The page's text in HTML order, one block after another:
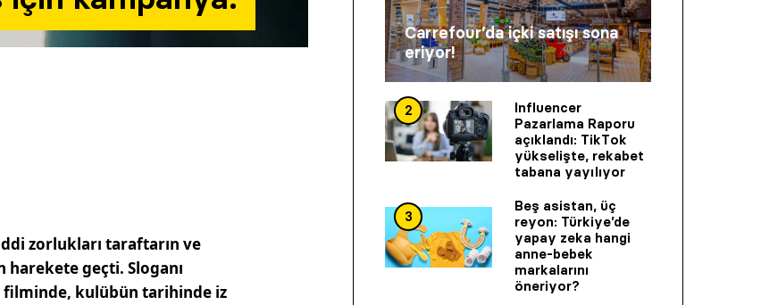
zorlukları taraftarın ve
harekete geçti. Sloganı
filminde, kulübün tarihinde iz
Carrefour’da içki satışı sona
eriyor!
2
Influencer
Pazarlama Raporu
açıklandı: TikTok
yükselişte, rekabet
tabana yayılıyor
3
Beş asistan, üç
reyon: Türkiye’de
yapay zeka hangi
anne-bebek
markalarını
öneriyor?